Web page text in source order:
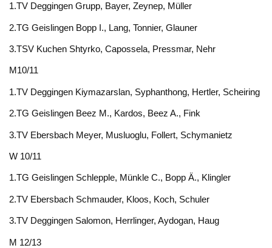
1.TV Deggingen Grupp, Bayer, Zeynep, Müller
2.TG Geislingen Bopp I., Lang, Tonnier, Glauner
3.TSV Kuchen Shtyrko, Capossela, Pressmar, Nehr
M10/11
1.TV Deggingen Kiymazarslan, Syphanthong, Hertler, Scheiring
2.TG Geislingen Beez M., Kardos, Beez A., Fink
3.TV Ebersbach Meyer, Musluoglu, Follert, Schymanietz
W 10/11
1.TG Geislingen Schlepple, Münkle C., Bopp Ä., Klingler
2.TV Ebersbach Schmauder, Kloos, Koch, Schuler
3.TV Deggingen Salomon, Herrlinger, Aydogan, Haug
M 12/13